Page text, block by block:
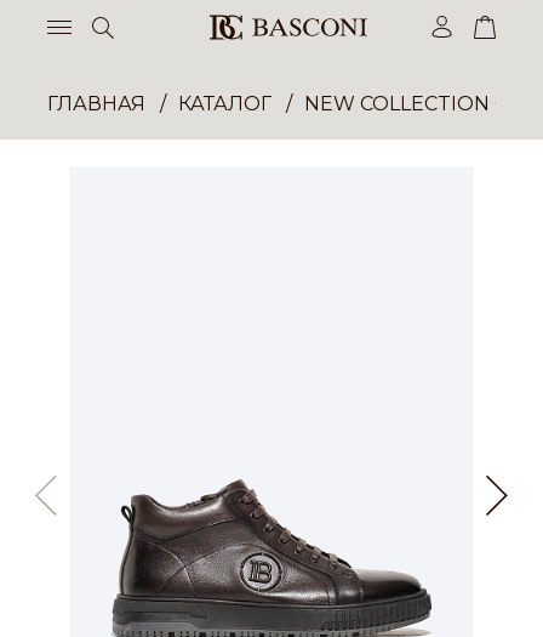
ГЛАВНАЯ КАТАЛОГ NEW COLLECTION